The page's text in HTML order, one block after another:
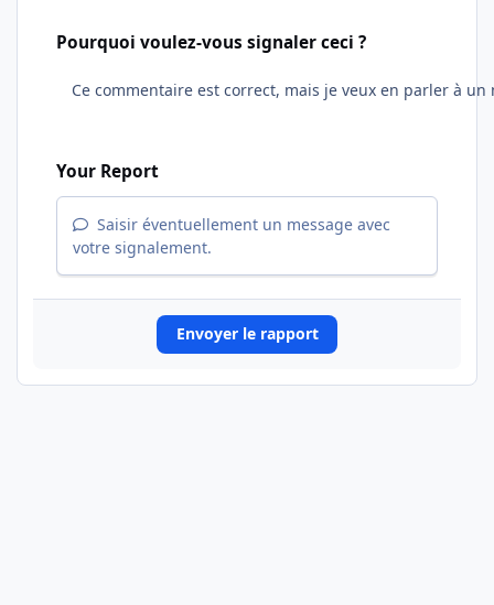
Pourquoi voulez-vous signaler ceci ?
Your Report
Saisir éventuellement un message avec
votre signalement.
Envoyer le rapport